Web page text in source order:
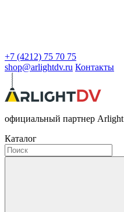
+7 (4212) 75 70 75
shop@arlightdv.ru Контакты
официальный партнер Arlight
Каталог